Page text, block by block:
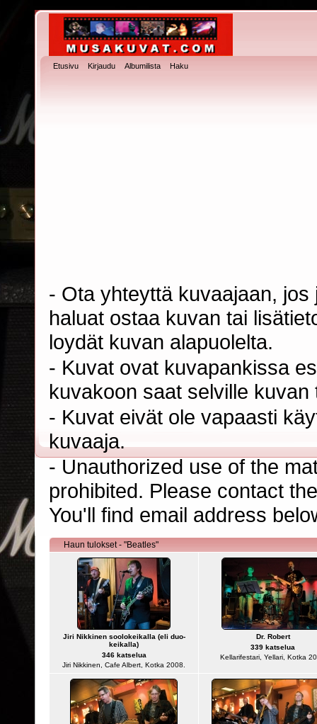
Etusivu Kirjaudu Albumilista Haku
- Ota yhteyttä kuvaajaan,
haluat ostaa kuvan tai
loydät kuvan alapuolelta.
- Kuvat ovat kuvapankissa
kuvakoon saat selville
- Kuvat eivät ole vapaasti
kuvaaja.
- Unauthorized use of the
prohibited. Please contact
You'll find email address
Haun tulokset - "Beatles"
Jiri Nikkinen soolokeikalla (eli duo-
keikalla)
346 katselua
Jiri Nikkinen, Cafe Albert, Kotka 2008.
Dr. Robert
339 katselua
Kellarifestari, Yellari, Kotka